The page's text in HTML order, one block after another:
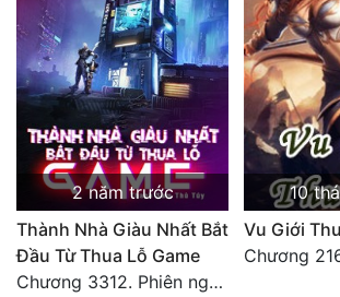
2 năm trước
Thành Nhà Giàu Nhất Bắt
Đầu Từ Thua Lỗ Game
Chương 3312. Phiên ngoại 5 – Tựa game này cũng ra gì đấy! (2)
10
Vu Giới